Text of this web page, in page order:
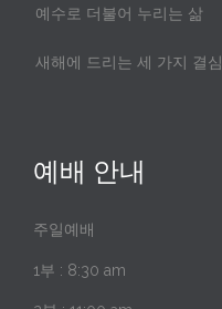
예수로 더불어 누리는 삶
새해에 드리는 세 가지 결심
예배 안내
주일예배
1부 : 8:30 am